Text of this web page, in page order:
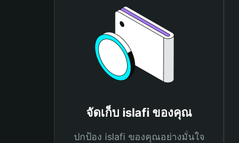
จัดเก็บ islafi ของคุณ
ปกป้อง islafi ของคุณอย่างมั่นใจ